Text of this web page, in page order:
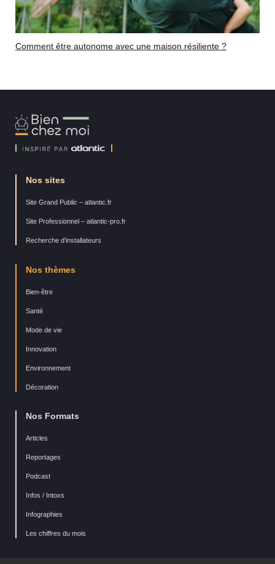
Comment être autonome avec une maison résiliente ?
Bien
Chez
Nos sites
Site Grand Public – atlantic.fr
Site Professionnel – atlantic-pro.fr
Recherche d’installateurs
Nos thèmes
Bien-être
Santé
Mode de vie
Innovation
Environnement
Décoration
Nos Formats
Articles
Reportages
Podcast
Infos / Intoxs
Infographies
Les chiffres du mois